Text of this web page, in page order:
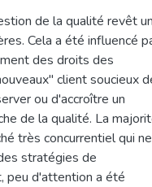
de la qualité revêt
Cela a été influencé
des droits des
client soucieux
ou d'accroître un
de la qualité. La
très concurrentiel qui ne
stratégies de
peu d'attention a été